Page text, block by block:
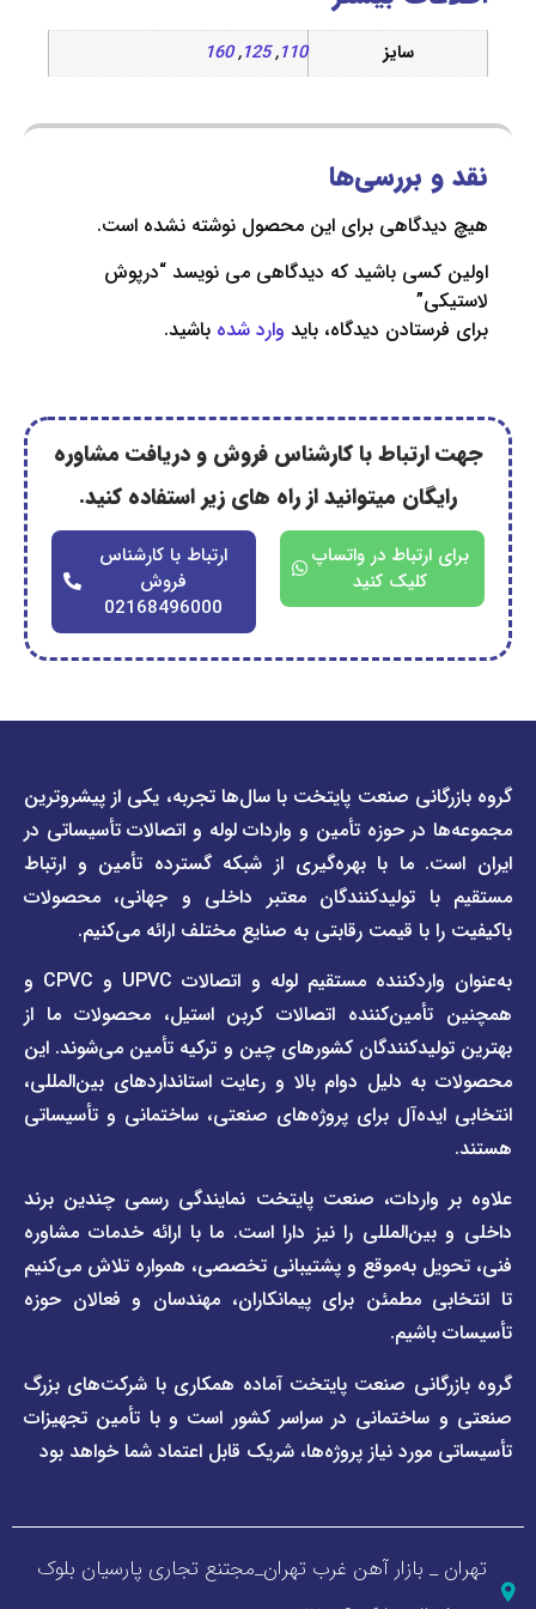
110
160
بررسی‌ها
برای این محصول نوشته نشده است.
باشید که دیدگاهی می نویسد “درپوش
دیدگاه، باید وارد شدهباشید.
با کارشناس فروش و دریافت مشاوره
میتوانید از راه های زیر استفاده کنید.
ارتباط با کارشناس
02168496000
در واتساپ
کلیک کنید
صنعت پایتخت با سال‌ها تجربه، یکی از پیشروترین
حوزه تأمین و واردات لوله و اتصالات تأسیساتی در
ما با بهره‌گیری از شبکه گسترده تأمین و ارتباط
تولیدکنندگان معتبر داخلی و جهانی، محصولات
با قیمت رقابتی به صنایع مختلف ارائه می‌کنیم.
به‌عنوان واردکننده مستقیم لوله و اتصالات UPVC و CPVC و
اتصالات کربن استیل، محصولات ما از
کشورهای چین و ترکیه تأمین می‌شوند. این
دلیل دوام بالا و رعایت استانداردهای بین‌المللی،
برای پروژه‌های صنعتی، ساختمانی و تأسیساتی
صنعت پایتخت نمایندگی رسمی چندین برند
را نیز دارا است. ما با ارائه خدمات مشاوره
به‌موقع و پشتیبانی تخصصی، همواره تلاش می‌کنیم
مطمئن برای پیمانکاران، مهندسان و فعالان حوزه
صنعت پایتخت آماده همکاری با شرکت‌های بزرگ
در سراسر کشور است و با تأمین تجهیزات
نیاز پروژه‌ها، شریک قابل اعتماد شما خواهد بود
دسترسی
سریع
صفحه
لیست
قیمت
صفحه
برند
پیمتاش
صفحه
برند
فاراب
اطلس
پول
دسترسی
سریع
درباره
ما
قوانین
و
مقررات
وبلاگ
خبری
بازار آهن غرب تهران_مجتنع تجاری پارسیان بلوک